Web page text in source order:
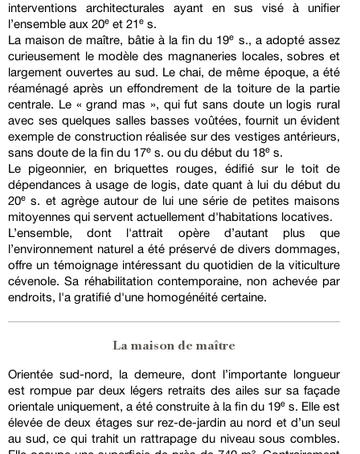
interventions architecturales ayant en sus visé à unifier
l’ensemble aux 20ᵉ et 21ᵉ s.
La maison de maître, bâtie à la fin du 19ᵉ s., a adopté assez
curieusement le modèle des magnaneries locales, sobres et
largement ouvertes au sud. Le chai, de même époque, a été
réaménagé après un effondrement de la toiture de la partie
centrale. Le « grand mas », qui fut sans doute un logis rural
avec ses quelques salles basses voûtées, fournit un évident
exemple de construction réalisée sur des vestiges antérieurs,
sans doute de la fin du 17ᵉ s. ou du début du 18ᵉ s.
Le pigeonnier, en briquettes rouges, édifié sur le toit de
dépendances à usage de logis, date quant à lui du début du
20ᵉ s. et agrège autour de lui une série de petites maisons
mitoyennes qui servent actuellement d'habitations locatives.
L’ensemble, dont l'attrait opère d’autant plus que
l’environnement naturel a été préservé de divers dommages,
offre un témoignage intéressant du quotidien de la viticulture
cévenole. Sa réhabilitation contemporaine, non achevée par
endroits, l'a gratifié d'une homogénéité certaine.
La maison de maître
Orientée sud-nord, la demeure, dont l’importante longueur
est rompue par deux légers retraits des ailes sur sa façade
orientale uniquement, a été construite à la fin du 19ᵉ s. Elle est
élevée de deux étages sur rez-de-jardin au nord et d’un seul
au sud, ce qui trahit un rattrapage du niveau sous combles.